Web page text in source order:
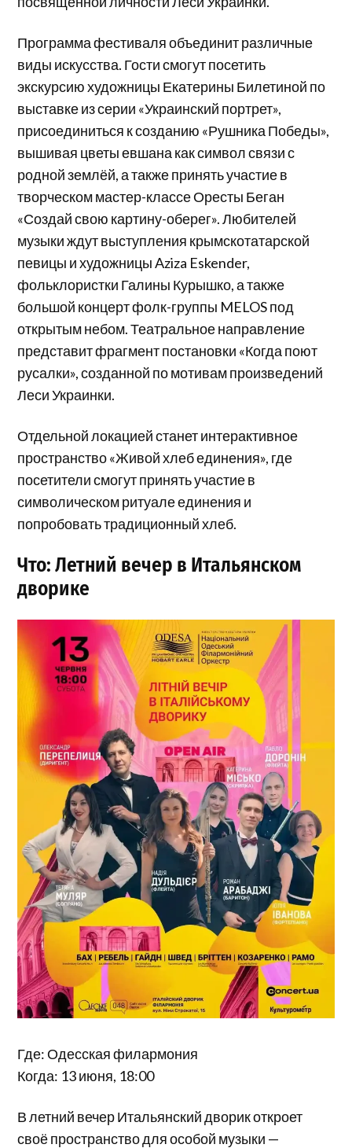
Программа фестиваля объединит различные
виды искусства. Гости смогут посетить
экскурсию художницы Екатерины Билетиной по
выставке из серии «Украинский портрет»,
присоединиться к созданию «Рушника Победы»,
вышивая цветы евшана как символ связи с
родной землёй, а также принять участие в
творческом мастер-классе Оресты Беган
«Создай свою картину-оберег». Любителей
музыки ждут выступления крымскотатарской
певицы и художницы Aziza Eskender,
фольклористки Галины Курышко, а также
большой концерт фолк-группы MELOS под
открытым небом. Театральное направление
представит фрагмент постановки «Когда поют
русалки», созданной по мотивам произведений
Леси Украинки.
Отдельной локацией станет интерактивное
пространство «Живой хлеб единения», где
посетители смогут принять участие в
символическом ритуале единения и
попробовать традиционный хлеб.
Что: Летний вечер в Итальянском
дворике
Где: Одесская филармония
Когда: 13 июня, 18:00
В летний вечер Итальянский дворик откроет
своё пространство для особой музыки —